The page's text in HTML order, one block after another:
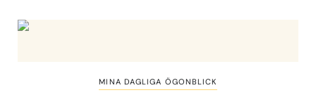
MINA DAGLIGA ÖGONBLICK